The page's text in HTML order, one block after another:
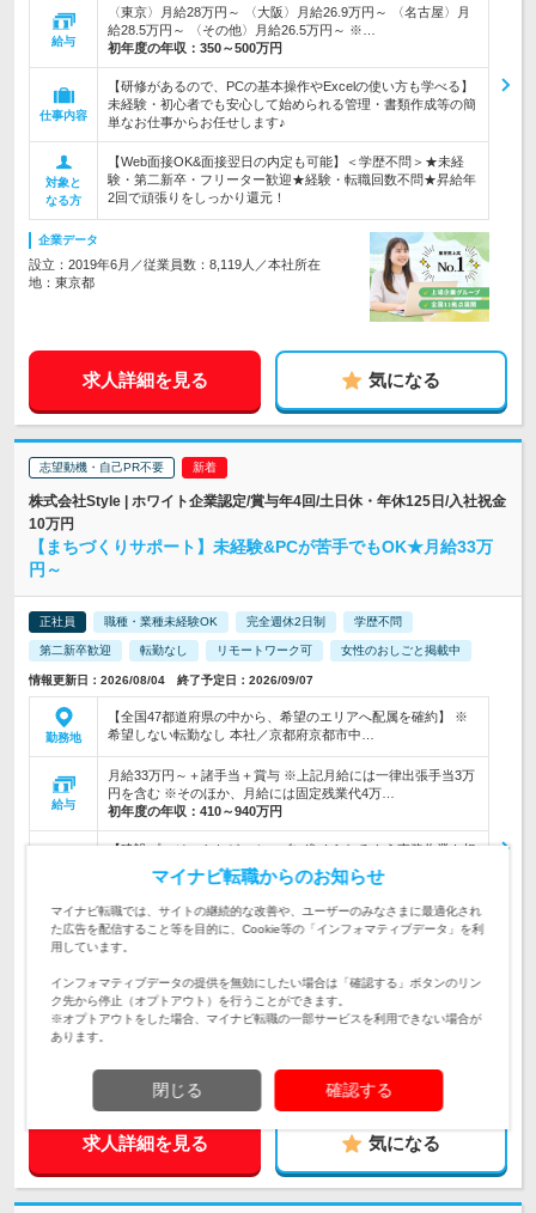
給与
〈東京〉月給28万円～ 〈大阪〉月給26.9万円～ 〈名古屋〉月
給28.5万円～ 〈その他〉月給26.5万円～ ※…
初年度の年収： 350～500万円
仕事内容
【研修があるので、PCの基本操作やExcelの使い方も学べる】
未経験・初心者でも安心して始められる管理・書類作成等の簡
単なお仕事からお任せします♪
対象と
なる方
【Web面接OK&面接翌日の内定も可能】＜学歴不問＞★未経
験・第二新卒・フリーター歓迎★経験・転職回数不問★昇給年
2回で頑張りをしっかり還元！
企業データ
設立：2019年6月／従業員数：8,119人／本社所在
地：東京都
求人詳細を見る 気になる
志望動機・自己PR不要
株式会社Style | ホワイト企業認定/賞与年4回/土日休・年休125日/入社祝金
10万円
【まちづくりサポート】未経験&PCが苦手でもOK★月給33万
円～
正社員 職種・業種未経験OK 完全週休2日制 学歴不問
第二新卒歓迎 転勤なし リモートワーク可 女性のおしごと掲載中
情報更新日：2026/08/04 終了予定日：2026/09/07
勤務地
【全国47都道府県の中から、希望のエリアへ配属を確約】 ※
希望しない転勤なし 本社／京都府京都市中…
給与
月給33万円～＋諸手当＋賞与 ※上記月給には一律出張手当3万
円を含む ※そのほか、月給には固定残業代4万…
初年度の年収： 410～940万円
【建設プロジェクトがスムーズに進められるよう事務作業を担
当】★手厚い研修＆資格取得制度あり★家族手当・親孝行手当
など手当充実★育休取得者多数
対象と
【未経験・第二新卒歓迎／学歴・年齢・性別不問】◆Web面接
でスピーディーに内定&入社OK！ ★定着率92％以上＆フリー
企業データ
設立：2015年2月／従業員数：1,000人／本社所在
地：京都府
求人詳細を見る 気になる
マイナビ転職からのお知らせ
マイナビ転職では、サイトの継続的な改善や、ユーザーのみなさまに最適化され
た広告を配信すること等を目的に、Cookie等の「インフォマティブデータ」を利
用しています。
インフォマティブデータの提供を無効にしたい場合は「確認する」ボタンのリン
ク先から停止（オプトアウト）を行うことができます。
※オプトアウトをした場合、マイナビ転職の一部サービスを利用できない場合が
あります。
閉じる 確認する